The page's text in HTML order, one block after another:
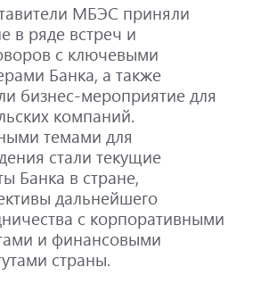
МБЭС приняли
в ряде встреч и
с ключевыми
Банка, а также
бизнес-мероприятие для
компаний.
темами для
стали текущие
Банка в стране,
дальнейшего
с корпоративными
и финансовыми
страны.